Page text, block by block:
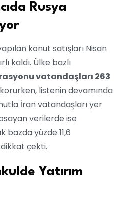
Rusya
konut satışları Nisan
kaldı. Ülke bazlı
vatandaşları 263
listenin devamında
İran vatandaşları yer
verilerde ise
bazda yüzde 11,6
çekti.
Yatırım